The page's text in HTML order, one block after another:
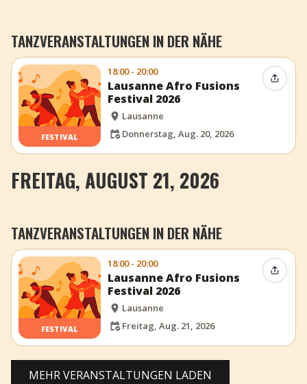
TANZVERANSTALTUNGEN IN DER NÄHE
FESTIVAL
18:00 - 20:00
Lausanne Afro Fusions
Festival 2026
Lausanne
Donnerstag, Aug. 20, 2026
Event
FREITAG, AUGUST 21, 2026
TANZVERANSTALTUNGEN IN DER NÄHE
FESTIVAL
18:00 - 20:00
Lausanne Afro Fusions
Festival 2026
Lausanne
Freitag, Aug. 21, 2026
Event
MEHR VERANSTALTUNGEN LADEN